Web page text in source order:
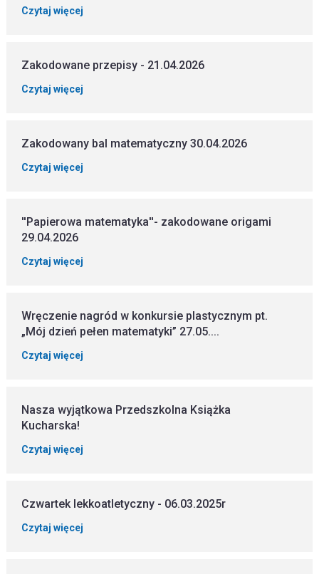
Czytaj więcej
Zakodowane przepisy - 21.04.2026
Czytaj więcej
Zakodowany bal matematyczny 30.04.2026
Czytaj więcej
''Papierowa matematyka''- zakodowane origami
29.04.2026
Czytaj więcej
Wręczenie nagród w konkursie plastycznym pt.
„Mój dzień pełen matematyki” 27.05....
Czytaj więcej
Nasza wyjątkowa Przedszkolna Książka
Kucharska!
Czytaj więcej
Czwartek lekkoatletyczny - 06.03.2025r
Czytaj więcej